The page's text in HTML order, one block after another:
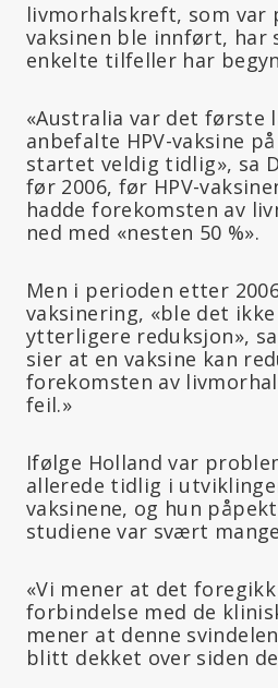
livmorhalskreft, som var
vaksinen ble innført, har
enkelte tilfeller har
«Australia var det første
anbefalte HPV-vaksine
startet veldig tidlig», sa
før 2006, før HPV-
hadde forekomsten av
ned med «nesten 50 %».
Men i perioden etter
vaksinering, «ble det
ytterligere reduksjon», sa
sier at en vaksine kan
forekomsten av
feil.»
Ifølge Holland var
allerede tidlig i
vaksinene, og hun
studiene var svært
«Vi mener at det
forbindelse med de
mener at denne
blitt dekket over siden